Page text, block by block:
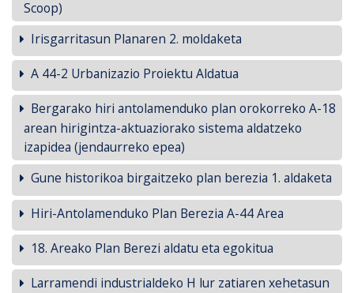
Scoop)
Irisgarritasun Planaren 2. moldaketa
A 44-2 Urbanizazio Proiektu Aldatua
Bergarako hiri antolamenduko plan orokorreko A-18
arean hirigintza-aktuaziorako sistema aldatzeko
izapidea (jendaurreko epea)
Gune historikoa birgaitzeko plan berezia 1. aldaketa
Hiri-Antolamenduko Plan Berezia A-44 Area
18. Areako Plan Berezi aldatu eta egokitua
Larramendi industrialdeko H lur zatiaren xehetasun